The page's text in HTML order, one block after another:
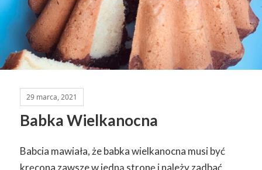
29 marca, 2021
Babka Wielkanocna
Babcia mawiała, że babka wielkanocna musi być
kręcona zawsze w jedną stronę i należy zadbać,